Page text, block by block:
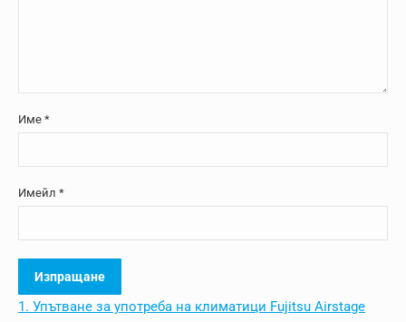
Име *
Имейл *
1. Упътване за употреба на климатици Fujitsu Airstage